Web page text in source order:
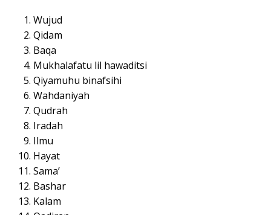
Wujud
Qidam
Baqa
Mukhalafatu lil hawaditsi
Qiyamuhu binafsihi
Wahdaniyah
Qudrah
Iradah
Ilmu
Hayat
Sama’
Bashar
Kalam